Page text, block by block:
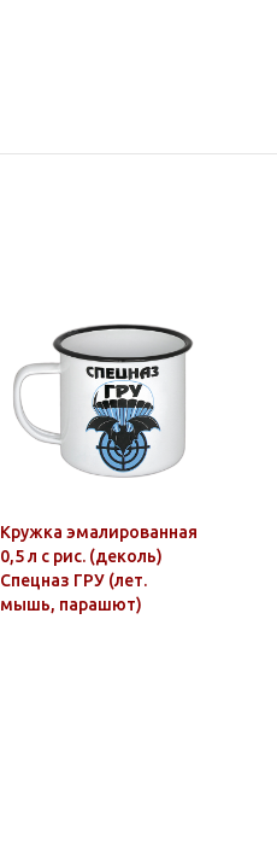
Кружка эмалированная
0,5 л с рис. (деколь)
Спецназ ГРУ (лет.
мышь, парашют)